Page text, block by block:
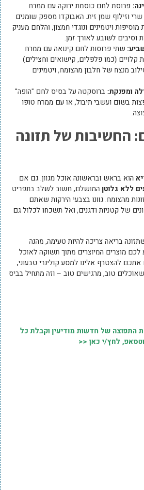
פרוסת לחם כוסמת ירוקה עם ממרח
שרי וזילוף שמן זית. האבוקדו מספק שומנים
מוסיפות ויטמינים ונוגדי חמצון, והלחם מעניק
וסיבים לשובע לאורך זמן.
שתי פרוסות לחם קינואה עם ממרח
קלויים (כמו פלפלים, קישואים וחצילים)
מנצח של חלבון מהצומח, ויטמינים
ומפנקת: ברוסקטה על בסיס לחם "הופה"
בשום ועשבי תיבול, או עם ממרח טופו
החשיבות של תזונה
הוא בראש ובראשונה אוכל מגוון. גם אם
ללא גלוטן המושלם, חשוב לשלב בתפריט
מהצומח. גוונו בצבעי הירקות שאתם
של קטניות ודגנים, ואל תשכחו לכלול גם
בריאה צריכה להיות טעימה, מהנה
לכם מוצרים המיוצרים מתוך תשוקה לאוכל
אתכם להצטרף אלינו למסע קולינרי טבעוני,
טוב, מרגישים טוב – וזה מתחיל בביס
התפוצה של חדשות מודיעין וקבלת כל
לחץ/י כאן <<